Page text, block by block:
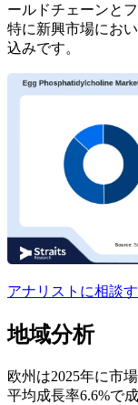
ールドチェーンと
特に新興市場にお
込みです。
アナリストに相談
地域分析
欧州は2025年に市
平均成長率6.6%で